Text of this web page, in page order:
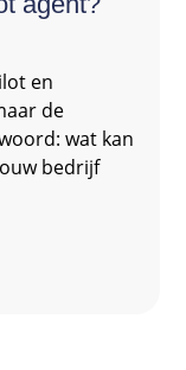
en
de
wat kan
bedrijf